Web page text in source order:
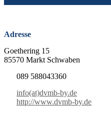
Adresse
Goethering 15
85570 Markt Schwaben
089 588043360
info(at)dvmb-by.de
http://www.dvmb-by.de